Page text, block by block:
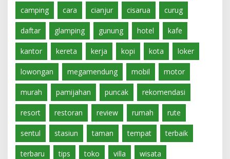
camping cara cianjur cisarua curug
daftar glamping gunung hotel kafe
kantor kereta kerja kopi kota loker
lowongan megamendung mobil motor
murah pamijahan puncak rekomendasi
resort restoran review rumah rute
sentul stasiun taman tempat terbaik
terbaru tips toko villa wisata